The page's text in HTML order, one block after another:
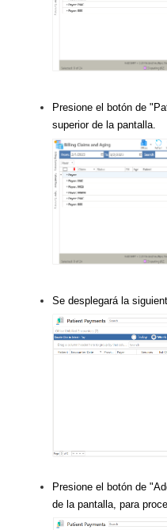
Presione el botón de
superior de la pantalla.
Se desplegará la
Presione el botón de
de la pantalla, para